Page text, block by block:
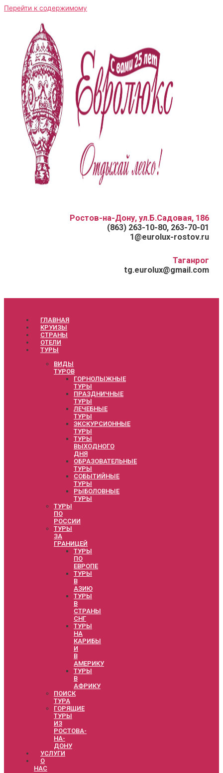
Перейти к содержимому
Ростов-на-Дону, ул.Б.Садовая, 186
(863) 263-10-80, 263-70-01
1@eurolux-rostov.ru
Таганрог
tg.eurolux@gmail.com
ГЛАВНАЯ
КРУИЗЫ
СТРАНЫ
ОТЕЛИ
ТУРЫ
ВИДЫ
ТУРОВ
ГОРНОЛЫЖНЫЕ
ТУРЫ
ПРАЗДНИЧНЫЕ
ТУРЫ
ЛЕЧЕБНЫЕ
ТУРЫ
ЭКСКУРСИОННЫЕ
ТУРЫ
ТУРЫ
ВЫХОДНОГО
ДНЯ
ОБРАЗОВАТЕЛЬНЫЕ
ТУРЫ
СОБЫТИЙНЫЕ
ТУРЫ
РЫБОЛОВНЫЕ
ТУРЫ
ТУРЫ
ПО
РОССИИ
ТУРЫ
ЗА
ГРАНИЦЕЙ
ТУРЫ
ПО
ЕВРОПЕ
ТУРЫ
В
АЗИЮ
ТУРЫ
В
СТРАНЫ
СНГ
ТУРЫ
НА
КАРИБЫ
И
В
АМЕРИКУ
ТУРЫ
В
АФРИКУ
ПОИСК
ТУРА
ГОРЯЩИЕ
ТУРЫ
ИЗ
РОСТОВА-
НА-
ДОНУ
УСЛУГИ
О
НАС